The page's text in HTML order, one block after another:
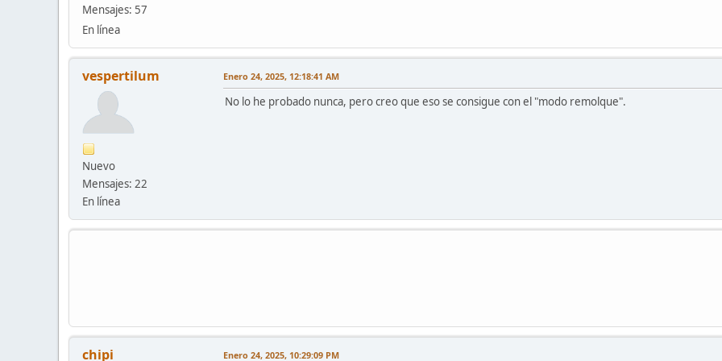
Mensajes: 57
En línea
vespertilum
Nuevo
Mensajes: 22
En línea
Enero 24, 2025, 12:18:41 AM
No lo he probado nunca, pero creo que eso se consigue con el "modo remolque".
chipi Enero 24, 2025, 10:29:09 PM